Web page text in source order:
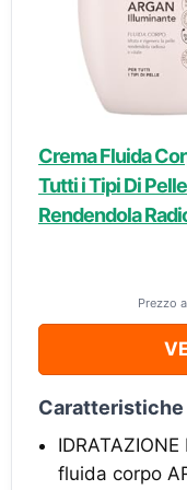
Crema Fluida
Tutti i Tipi Di
Rendendola
Prezzo
Caratteristiche
fluida corpo